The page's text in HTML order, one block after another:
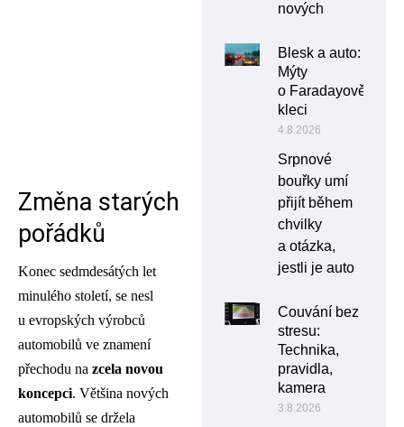
Změna starých
pořádků
Konec sedmdesátých let
minulého století, se nesl
u evropských výrobců
automobilů ve znamení
přechodu na zcela novou
koncepci. Většina nových
automobilů se držela
nových
Blesk a auto:
Mýty
o Faradayově
kleci
4.8.2026
Srpnové
bouřky umí
přijít během
chvilky
a otázka,
jestli je auto
Couvání bez
stresu:
Technika,
pravidla,
kamera
3.8.2026